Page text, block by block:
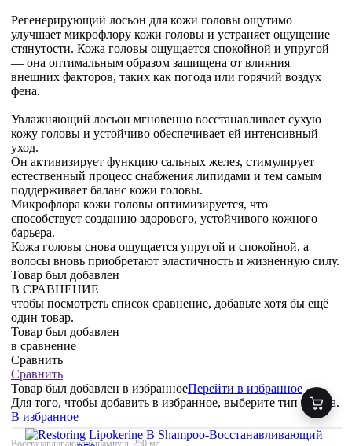
Регенерирующий лосьон для кожи головы ощутимо
улучшает микрофлору кожи головы и устраняет ощущение
стянутости. Кожа головы ощущается спокойной и упругой
— она оптимальным образом защищена от влияния
внешних факторов, таких как погода или горячий воздух
фена.
Увлажняющий лосьон мгновенно восстанавливает сухую
кожу головы и устойчиво обеспечивает ей интенсивный
уход.
Он активизирует функцию сальных желез, стимулирует
естественный процесс снабжения липидами и тем самым
поддерживает баланс кожи головы.
Микрофлора кожи головы оптимизируется, что
способствует созданию здорового, устойчивого кожного
барьера.
Кожа головы снова ощущается упругой и спокойной, а
волосы вновь приобретают эластичность и жизненную силу.
Товар был добавлен
В СРАВНЕНИЕ
чтобы посмотреть список сравнение, добавьте хотя бы ещё
один товар.
Товар был добавлен
в сравнение
Сравнить
Сравнить
Товар был добавлен в избранноеПерейти в избранное
Для того, чтобы добавить в избранное, выберите тип товара.
В избранное
Восстанавливающий шампунь,250 мл